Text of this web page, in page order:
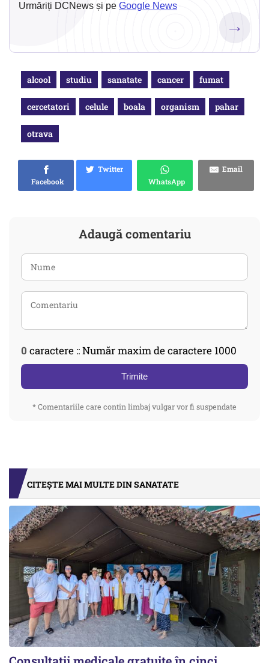
Urmăriți DCNews și pe Google News
→
alcool studiu sanatate cancer fumat
cercetatori celule boala organism pahar
otrava
Facebook
Twitter
WhatsApp
Email
Adaugă comentariu
0 caractere :: Număr maxim de caractere 1000
Trimite
* Comentariile care contin limbaj vulgar vor fi suspendate
CITEȘTE MAI MULTE DIN SANATATE